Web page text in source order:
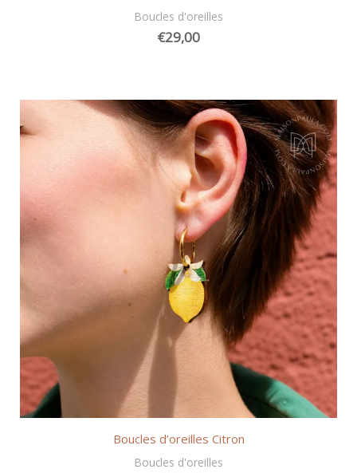
Boucles d'oreilles
€29,00
Boucles d’oreilles Citron
Boucles d'oreilles